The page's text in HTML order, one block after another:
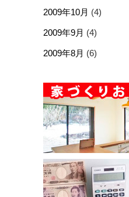
2009年10月 (4)
2009年9月 (4)
2009年8月 (6)